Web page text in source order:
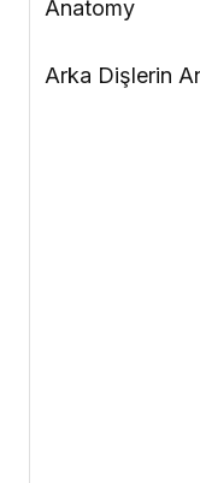
Anatomy
Arka Dişlerin